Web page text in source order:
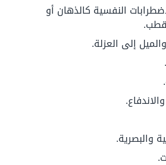
النفسية كالذهان أو
إلى العزلة.
والبصرية.